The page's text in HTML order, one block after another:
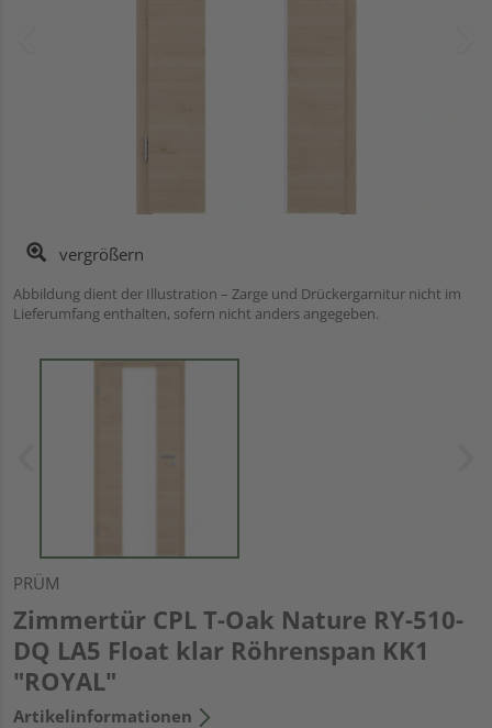
vergrößern
Abbildung dient der Illustration – Zarge und Drückergarnitur nicht im
Lieferumfang enthalten, sofern nicht anders angegeben.
PRÜM
Zimmertür CPL T-Oak Nature RY-510-
DQ LA5 Float klar Röhrenspan KK1
"ROYAL"
Artikelinformationen